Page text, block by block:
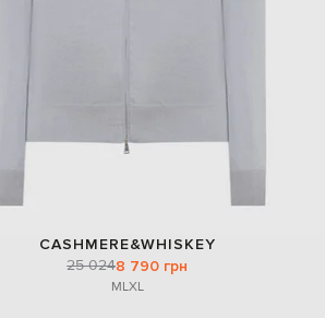
CASHMERE&WHISKEY
25 0248 790 грн
MLXL